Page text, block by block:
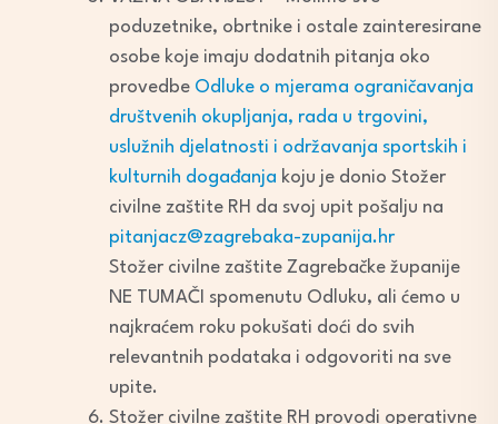
poduzetnike, obrtnike i ostale zainteresirane
osobe koje imaju dodatnih pitanja oko
provedbe Odluke o mjerama ograničavanja
društvenih okupljanja, rada u trgovini,
uslužnih djelatnosti i održavanja sportskih i
kulturnih događanja koju je donio Stožer
civilne zaštite RH da svoj upit pošalju na
pitanjacz@zagrebaka-zupanija.hr
Stožer civilne zaštite Zagrebačke županije
NE TUMAČI spomenutu Odluku, ali ćemo u
najkraćem roku pokušati doći do svih
relevantnih podataka i odgovoriti na sve
upite.
Stožer civilne zaštite RH provodi operativne